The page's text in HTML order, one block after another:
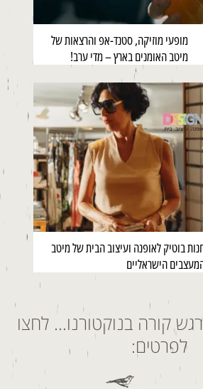
בוטיק לאופנה ועיצוב הבית של מיטב
הישראליים
מופעי מוזיקה, סטנד-אפ והרצאות של
מיטב האומנים בארץ – מדי ערב!
קורה בנוקטורנו… לחצו
לפרטים: